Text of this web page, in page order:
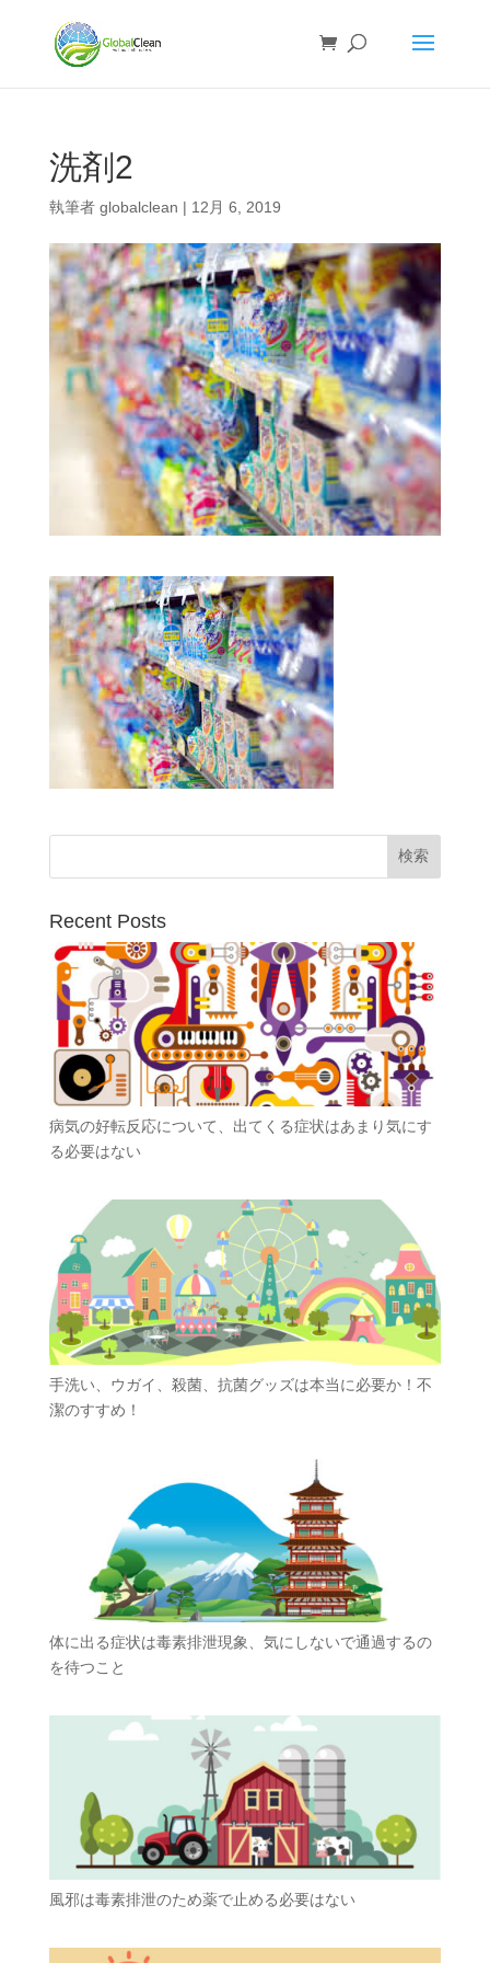
洗剤2
執筆者 globalclean | 12月 6, 2019
Recent Posts
病気の好転反応について、出てくる症状はあまり気にす
る必要はない
手洗い、ウガイ、殺菌、抗菌グッズは本当に必要か！不
潔のすすめ！
体に出る症状は毒素排泄現象、気にしないで通過するの
を待つこと
風邪は毒素排泄のため薬で止める必要はない